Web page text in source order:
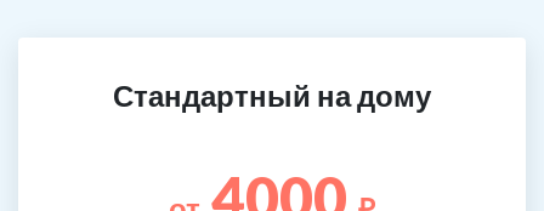
Стандартный на дому
4000